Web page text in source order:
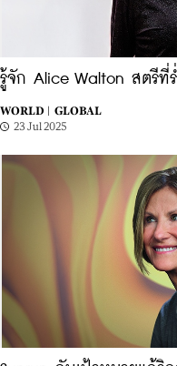
รู้จัก Alice Walton สตรีที่
WORLD |
GLOBAL
23 Jul 2025